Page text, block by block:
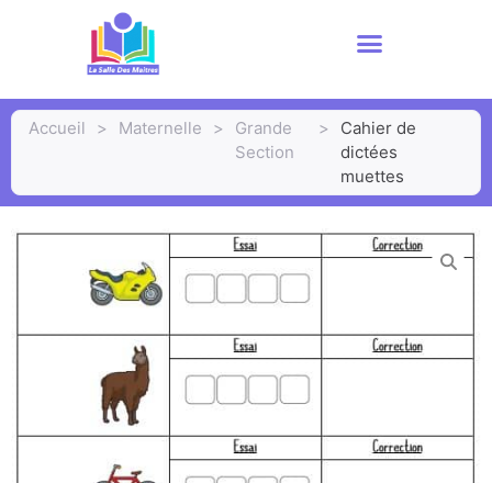
Accueil > Maternelle >
Grande
Section
>
Cahier de
dictées
muettes